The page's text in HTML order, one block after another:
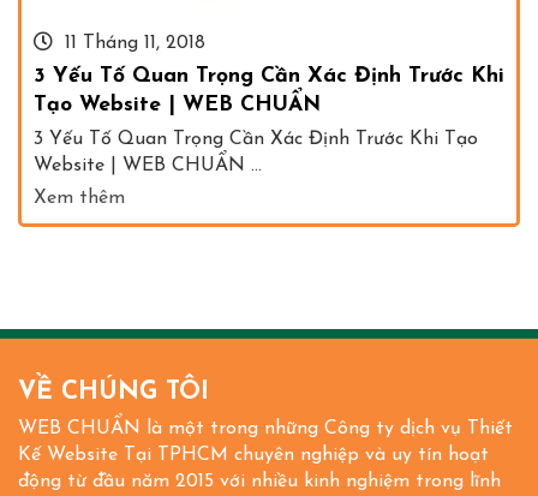
11 Tháng 11, 2018
3 Yếu Tố Quan Trọng Cần Xác Định Trước Khi
Tạo Website | WEB CHUẨN
3 Yếu Tố Quan Trọng Cần Xác Định Trước Khi Tạo
Website | WEB CHUẨN ...
Xem thêm
VỀ CHÚNG TÔI
WEB CHUẨN là một trong những Công ty dịch vụ Thiết
Kế Website Tại TPHCM chuyên nghiệp và uy tín hoạt
động từ đầu năm 2015 với nhiều kinh nghiệm trong lĩnh